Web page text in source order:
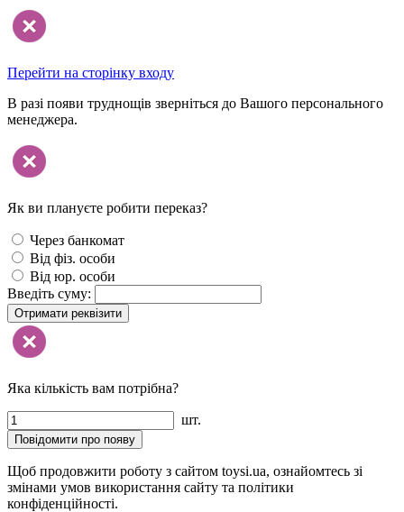
Перейти на сторінку входу
В разі появи труднощів зверніться до Вашого персонального
менеджера.
Як ви плануєте робити переказ?
Через банкомат
Від фіз. особи
Від юр. особи
Введіть суму:
Отримати реквізити
Яка кількість вам потрібна?
шт.
Повідомити про появу
Щоб продовжити роботу з сайтом toysi.ua, ознайомтесь зі
змінами умов використання сайту та політики
конфіденційності.